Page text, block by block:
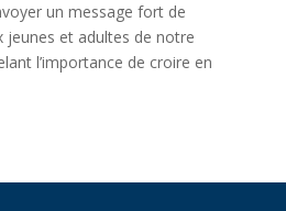
un message fort de
jeunes et adultes de notre
l’importance de croire en